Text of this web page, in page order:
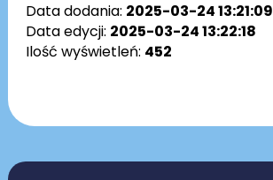
Data dodania: 2025-03-24 13:21:09
Data edycji: 2025-03-24 13:22:18
Ilość wyświetleń: 452